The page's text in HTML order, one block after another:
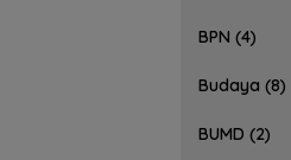
BPN (4)
Budaya (8)
BUMD (2)